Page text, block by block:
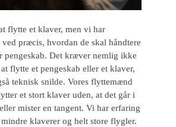
flytte et klaver, men vi har
præcis, hvordan de skal håndtere
pengeskab. Det kræver nemlig ikke
flytte et pengeskab eller et klaver,
teknisk snilde. Vores flyttemænd
et stort klaver uden, at det går i
mister en tangent. Vi har erfaring
klaverer og helt store flygler.